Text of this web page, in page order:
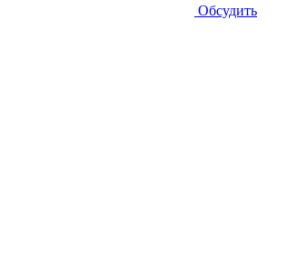
Обсудить